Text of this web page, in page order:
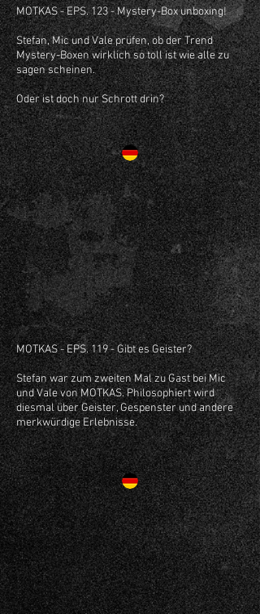
MOTKAS - EPS. 123 - Mystery-Box unboxing!
Stefan, Mic und Vale prüfen, ob der Trend
Mystery-Boxen wirklich so toll ist wie alle zu
sagen scheinen.
Oder ist doch nur Schrott drin?
MOTKAS - EPS. 119 - Gibt es Geister?
Stefan war zum zweiten Mal zu Gast bei Mic
und Vale von MOTKAS. Philosophiert wird
diesmal über Geister, Gespenster und andere
merkwürdige Erlebnisse.